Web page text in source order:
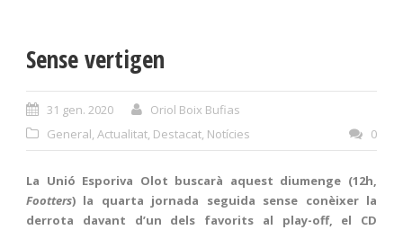
Sense vertigen
31 gen. 2020
Oriol Boix Bufias
General, Actualitat, Destacat, Notícies 0
La Unió Esporiva Olot buscarà aquest diumenge (12h,
Footters) la quarta jornada seguida sense conèixer la
derrota davant d’un dels favorits al play-off, el CD